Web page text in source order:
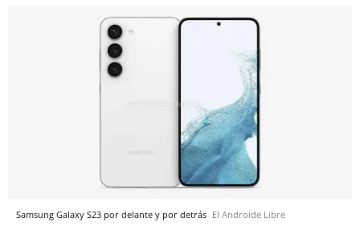
Samsung Galaxy S23 por delante y por detrás El Androide Libre